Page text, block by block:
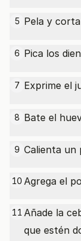
5 Pela y
6 Pica los
7 Exprime el
8 Bate el
9 Calienta un
10 Agrega el
11 Añade la
que estén